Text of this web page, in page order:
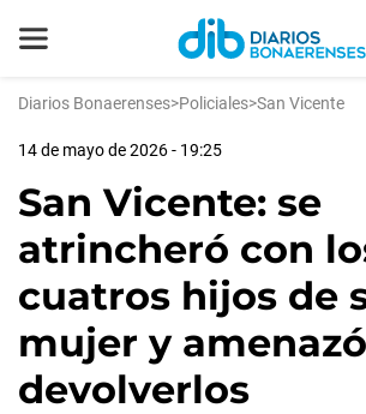
Diarios Bonaerenses>Policiales>San Vicente
14 de mayo de 2026 - 19:25
San Vicente: se
atrincheró con
cuatros hijos de
mujer y
devolverlos